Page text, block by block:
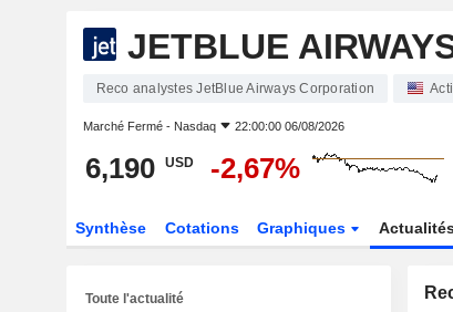
JETBLUE
Reco analystes JetBlue Airways Corporation
Marché Fermé - Nasdaq 22:00:00 06/08/2026
6,190 USD -2,67%
Synthèse Cotations Graphiques
Toute l'actualité